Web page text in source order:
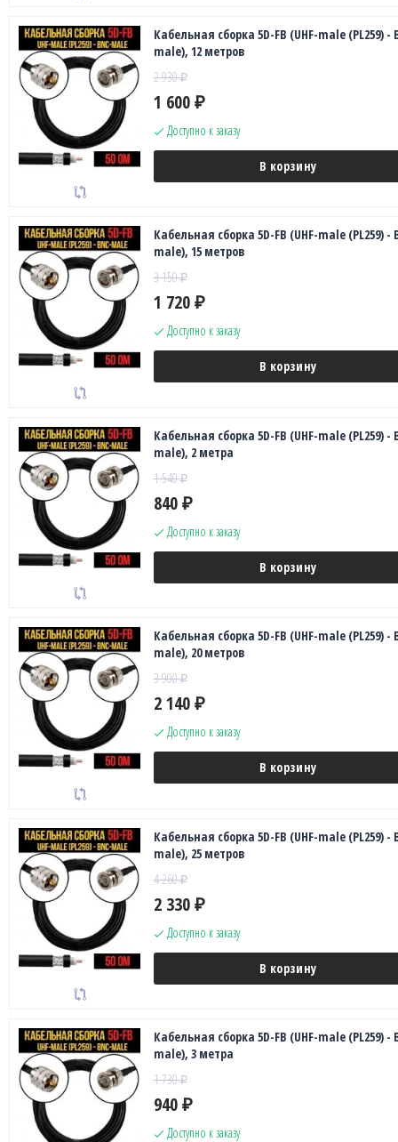
Кабельная сборка 5D-FB (UHF-male (PL259) -
male), 12 метров
2 930₽
1 600 ₽
Доступно к заказу
В корзину
Кабельная сборка 5D-FB (UHF-male (PL259) -
male), 15 метров
3 150₽
1 720 ₽
Доступно к заказу
В корзину
Кабельная сборка 5D-FB (UHF-male (PL259) -
male), 2 метра
1 540₽
840 ₽
Доступно к заказу
В корзину
Кабельная сборка 5D-FB (UHF-male (PL259) -
male), 20 метров
3 900₽
2 140 ₽
Доступно к заказу
В корзину
Кабельная сборка 5D-FB (UHF-male (PL259) -
male), 25 метров
4 260₽
2 330 ₽
Доступно к заказу
В корзину
Кабельная сборка 5D-FB (UHF-male (PL259) -
male), 3 метра
1 730₽
940 ₽
Доступно к заказу